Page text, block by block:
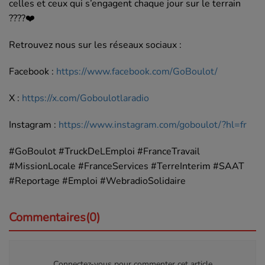
celles et ceux qui s’engagent chaque jour sur le terrain
????❤️
Retrouvez nous sur les réseaux sociaux :
Facebook : https://www.facebook.com/GoBoulot/
X : https://x.com/Goboulotlaradio
Instagram : https://www.instagram.com/goboulot/?hl=fr
#GoBoulot#TruckDeLEmploi #FranceTravail
#MissionLocale #FranceServices #TerreInterim #SAAT
#Reportage #Emploi #WebradioSolidaire
Commentaires(0)